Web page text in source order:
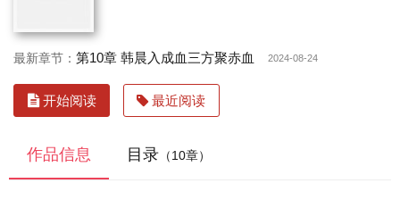
最新章节： 第10章 韩晨入成血三方聚赤血 2024-08-24
开始阅读 最近阅读
作品信息 目录 （10章）